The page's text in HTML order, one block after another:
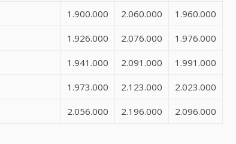
1.900.000 2.060.000 1.960.000
1.926.000 2.076.000 1.976.000
1.941.000 2.091.000 1.991.000
1.973.000 2.123.000 2.023.000
2.056.000 2.196.000 2.096.000